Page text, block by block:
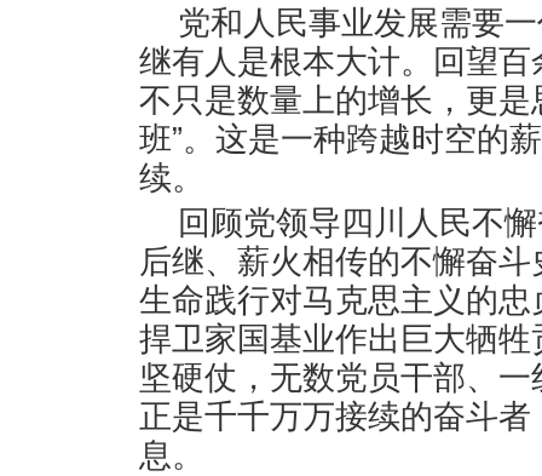
党和人民事业发展需要
继有人是根本大计。回望
不只是数量上的增长，更
班”。这是一种跨越时空的
续。
回顾党领导四川人民不
后继、薪火相传的不懈奋
生命践行对马克思主义的
捍卫家国基业作出巨大牺
坚硬仗，无数党员干部、
正是千千万万接续的奋斗
息。